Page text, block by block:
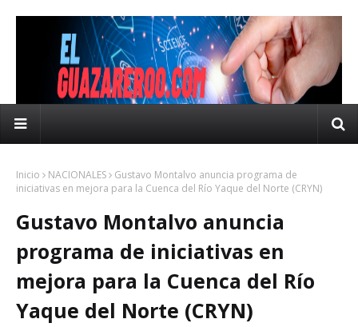
Inicio NACIONALES
Gustavo Montalvo anuncia programa de
iniciativas en mejora para la Cuenca del Río Yaque del Norte (CRYN)
Gustavo Montalvo anuncia
programa de iniciativas en
mejora para la Cuenca del Río
Yaque del Norte (CRYN)